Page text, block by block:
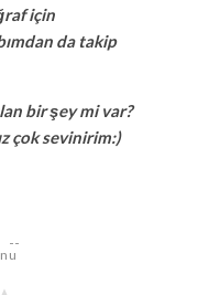
için
da takip
bir şey mi var?
çok sevinirim:)